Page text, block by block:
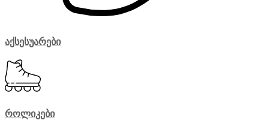
აქსესუარები
როლიკები